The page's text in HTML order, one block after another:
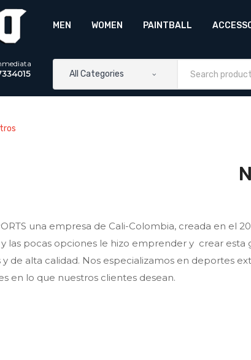
MEN WOMEN PAINTBALL
All Categories
una empresa de Cali-Colombia, creada en el
las pocas opciones le hizo emprender y crear esta
y de alta calidad. Nos especializamos en deportes
en lo que nuestros clientes desean.